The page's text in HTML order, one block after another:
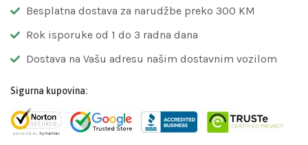
Besplatna dostava za narudžbe preko 300 KM
Rok isporuke od 1 do 3 radna dana
Dostava na Vašu adresu našim dostavnim vozilom
Sigurna kupovina: